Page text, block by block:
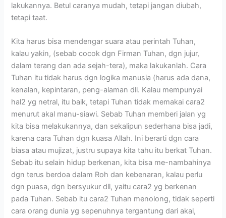
lakukannya. Betul caranya mudah, tetapi jangan diubah,
tetapi taat.
Kita harus bisa mendengar suara atau perintah Tuhan,
kalau yakin, (sebab cocok dgn Firman Tuhan, dgn jujur,
dalam terang dan ada sejah-tera), maka lakukanlah. Cara
Tuhan itu tidak harus dgn logika manusia (harus ada dana,
kenalan, kepintaran, peng-alaman dll. Kalau mempunyai
hal2 yg netral, itu baik, tetapi Tuhan tidak memakai cara2
menurut akal manu-siawi. Sebab Tuhan memberi jalan yg
kita bisa melakukannya, dan sekalipun sederhana bisa jadi,
karena cara Tuhan dgn kuasa Allah. Ini berarti dgn cara
biasa atau mujizat, justru supaya kita tahu itu berkat Tuhan.
Sebab itu selain hidup berkenan, kita bisa me-nambahinya
dgn terus berdoa dalam Roh dan kebenaran, kalau perlu
dgn puasa, dgn bersyukur dll, yaitu cara2 yg berkenan
pada Tuhan. Sebab itu cara2 Tuhan menolong, tidak seperti
cara orang dunia yg sepenuhnya tergantung dari akal,